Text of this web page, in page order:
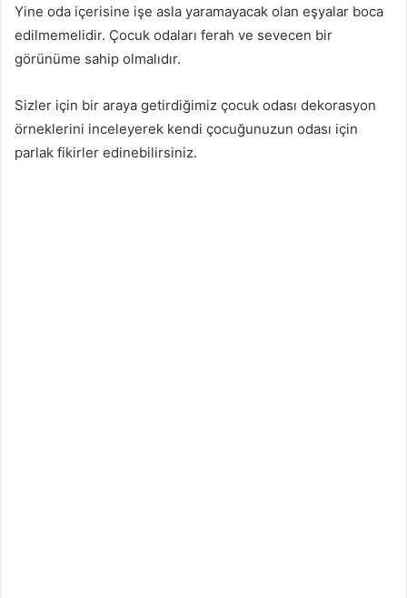
Yine oda içerisine işe asla yaramayacak olan eşyalar boca
edilmemelidir. Çocuk odaları ferah ve sevecen bir
görünüme sahip olmalıdır.
Sizler için bir araya getirdiğimiz çocuk odası dekorasyon
örneklerini inceleyerek kendi çocuğunuzun odası için
parlak fikirler edinebilirsiniz.